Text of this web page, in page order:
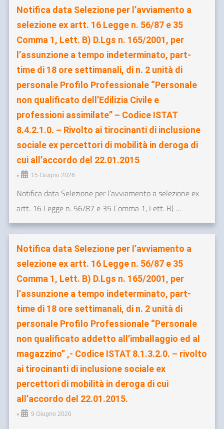
Notifica data Selezione per l’avviamento a
selezione ex artt. 16 Legge n. 56/87 e 35
Comma 1, Lett. B) D.Lgs n. 165/2001, per
l’assunzione a tempo indeterminato, part-
time di 18 ore settimanali, di n. 2 unità di
personale Profilo Professionale “Personale
non qualificato dell’Edilizia Civile e
professioni assimilate” – Codice ISTAT
8.4.2.1.0. – Rivolto ai tirocinanti di inclusione
sociale ex percettori di mobilità in deroga di
cui all’accordo del 22.01.2015
• 15 Giugno 2026
Notifica data Selezione per l’avviamento a selezione ex
artt. 16 Legge n. 56/87 e 35 Comma 1, Lett. B) …
Notifica data Selezione per l’avviamento a
selezione ex artt. 16 Legge n. 56/87 e 35
Comma 1, Lett. B) D.Lgs n. 165/2001, per
l’assunzione a tempo indeterminato, part-
time di 18 ore settimanali, di n. 2 unità di
personale Profilo Professionale “Personale
non qualificato addetto all’imballaggio ed al
magazzino” ,- Codice ISTAT 8.1.3.2.0. – rivolto
ai tirocinanti di inclusione sociale ex
percettori di mobilità in deroga di cui
all’accordo del 22.01.2015.
• 9 Giugno 2026